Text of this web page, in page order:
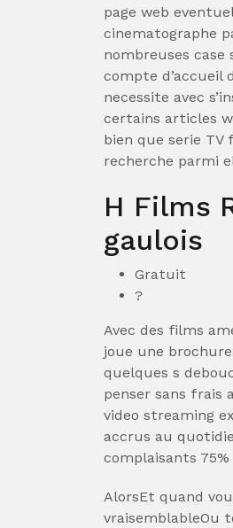
page web
cinematographe
nombreuses case
compte d’accueil
necessite avec
certains articles
bien que serie TV
recherche parmi
H Films
gaulois
Gratuit
?
Avec des films
joue une
quelques s
penser sans frais
video streaming
accrus au
complaisants
AlorsEt quand
vraisemblableOu